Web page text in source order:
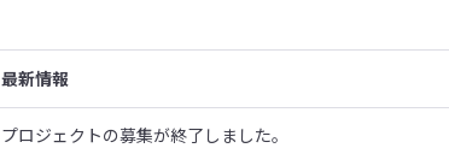
最新情報
プロジェクトの募集が終了しました。